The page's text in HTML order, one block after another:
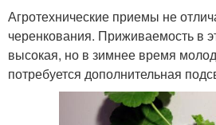
Агротехнические приемы не
черенкования. Приживаемость в
высокая, но в зимнее время
потребуется дополнительная